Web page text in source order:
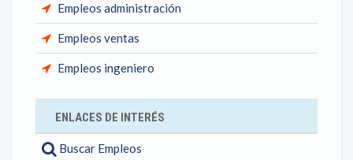
Empleos administración
Empleos ventas
Empleos ingeniero
ENLACES DE INTERÉS
Buscar Empleos